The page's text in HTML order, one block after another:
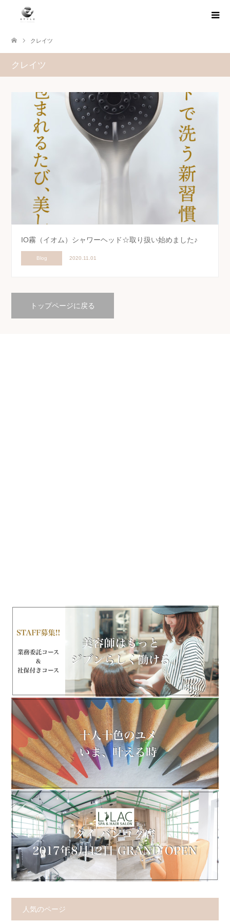
クレイツ
クレイツ
IO霧（イオム）シャワーヘッド☆取り扱い始めました♪
Blog 2020.11.01
トップページに戻る
人気のページ